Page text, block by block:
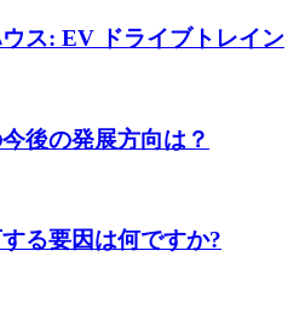
ス: EV ドライブトレイン
後の発展方向は？
る要因は何ですか?